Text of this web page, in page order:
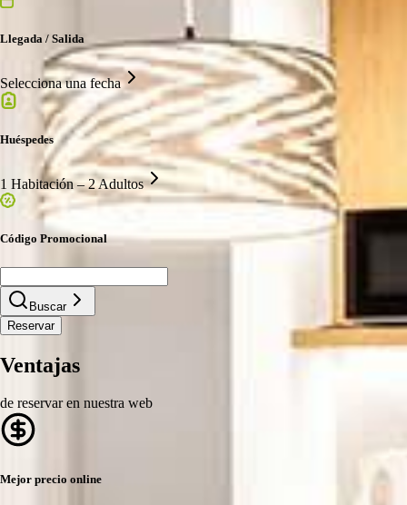
Llegada / Salida
Selecciona una fecha
Huéspedes
1 Habitación – 2 Adultos
Código Promocional
Buscar
Reservar
Ventajas
de reservar en nuestra web
Mejor precio online